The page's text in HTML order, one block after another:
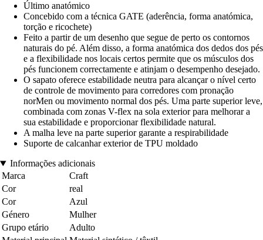
Último anatómico
Concebido com a técnica GATE (aderência, forma anatómica,
torção e ricochete)
Feito a partir de um desenho que segue de perto os contornos
naturais do pé. Além disso, a forma anatómica dos dedos dos pés
e a flexibilidade nos locais certos permite que os músculos dos
pés funcionem correctamente e atinjam o desempenho desejado.
O sapato oferece estabilidade neutra para alcançar o nível certo
de controle de movimento para corredores com pronação
norMen ou movimento normal dos pés. Uma parte superior leve,
combinada com zonas V-flex na sola exterior para melhorar a
sua estabilidade e proporcionar flexibilidade natural.
A malha leve na parte superior garante a respirabilidade
Suporte de calcanhar exterior de TPU moldado
Informações adicionais
Marca
Craft
Cor
real
Cor
Azul
Género
Mulher
Grupo etário
Adulto